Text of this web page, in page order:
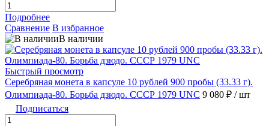
Подробнее
Сравнение В избранное
В наличии
Быстрый просмотр
Серебряная монета в капсуле 10 рублей 900 пробы (33.33 г).
Олимпиада-80. Борьба дзюдо. СССР 1979 UNC 9 080 ₽ / шт
Подписаться